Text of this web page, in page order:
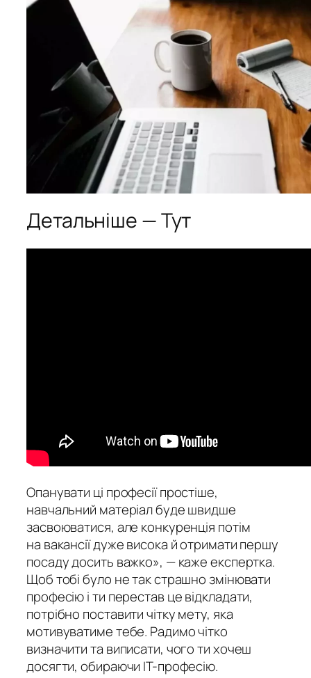
Детальніше — Тут
Опанувати ці професії простіше,
навчальний матеріал буде швидше
засвоюватися, але конкуренція потім
на вакансії дуже висока й отримати першу
посаду досить важко», — каже експертка.
Щоб тобі було не так страшно змінювати
професію і ти перестав це відкладати,
потрібно поставити чітку мету, яка
мотивуватиме тебе. Радимо чітко
визначити та виписати, чого ти хочеш
досягти, обираючи IT-професію.